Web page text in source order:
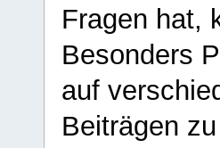
Fragen hat,
Besonders
auf
Beiträgen